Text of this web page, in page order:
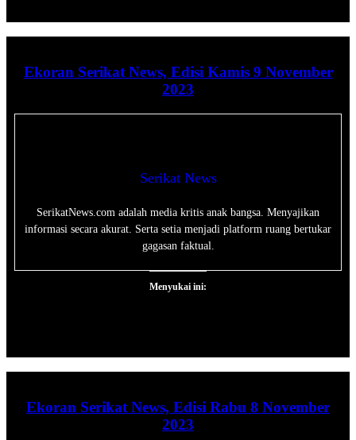
Ekoran Serikat News, Edisi Kamis 9 November
2023
Serikat News
SerikatNews.com adalah media kritis anak bangsa. Menyajikan
informasi secara akurat. Serta setia menjadi platform ruang bertukar
gagasan faktual.
Menyukai ini:
Ekoran Serikat News, Edisi Rabu 8 November
2023